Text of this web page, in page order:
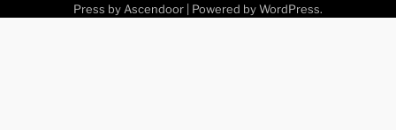
Press by Ascendoor | Powered by WordPress.